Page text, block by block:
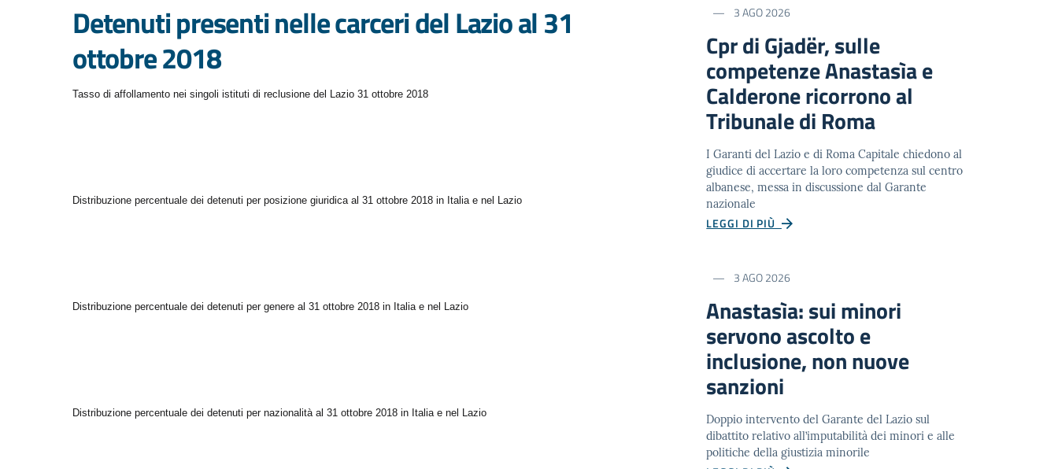
Detenuti presenti nelle carceri del Lazio al 31
ottobre 2018
Tasso di affollamento nei singoli istituti di reclusione del Lazio 31 ottobre 2018
Distribuzione percentuale dei detenuti per posizione giuridica al 31 ottobre 2018 in Italia e nel Lazio
Distribuzione percentuale dei detenuti per genere al 31 ottobre 2018 in Italia e nel Lazio
Distribuzione percentuale dei detenuti per nazionalità al 31 ottobre 2018 in Italia e nel Lazio
3 AGO 2026
Cpr di Gjadër, sulle
competenze Anastasìa e
Calderone ricorrono al
Tribunale di Roma
I Garanti del Lazio e di Roma Capitale chiedono al
giudice di accertare la loro competenza sul centro
albanese, messa in discussione dal Garante
nazionale
LEGGI DI PIÙ
3 AGO 2026
Anastasìa: sui minori
servono ascolto e
inclusione, non nuove
sanzioni
Doppio intervento del Garante del Lazio sul
dibattito relativo all’imputabilità dei minori e alle
politiche della giustizia minorile